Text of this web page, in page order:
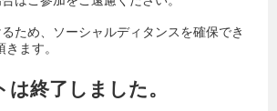
ため、ソーシャルディタンスを確保でき
ます。
終了しました。